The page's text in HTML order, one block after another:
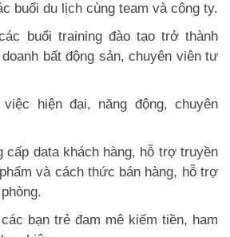
buổi du lịch cùng team và công ty.
buổi training đào tạo trở thành
bất động sản, chuyên viên tư
hiện đại, năng động, chuyên
data khách hàng, hỗ trợ truyền
và cách thức bán hàng, hỗ trợ
bạn trẻ đam mê kiếm tiền, ham